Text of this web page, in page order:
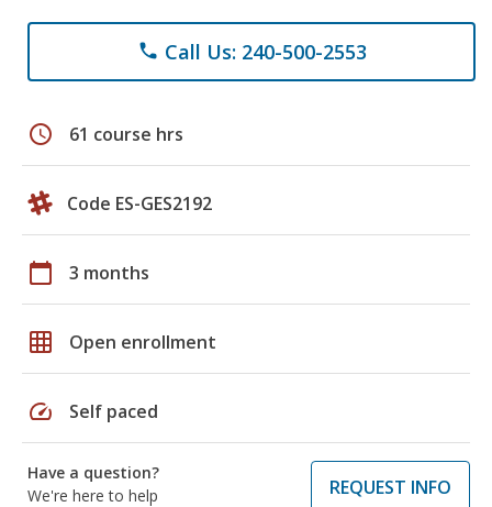
phone Call Us: 240-500-2553
schedule 61 course hrs
Code ES-GES2192
calendar_today 3 months
grid_on Open enrollment
speed Self paced
Have a question?
We're here to help
REQUEST INFO